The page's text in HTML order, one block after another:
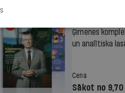
Ģimenes
un analītiska
Cena
Sākot no